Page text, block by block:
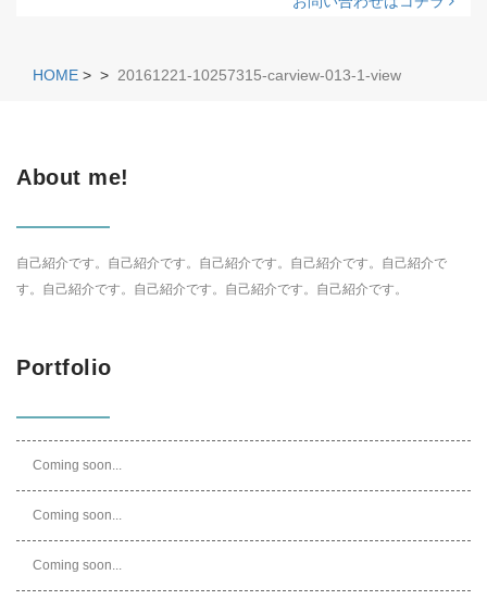
HOME > > 20161221-10257315-carview-013-1-view
About me!
自己紹介です。自己紹介です。自己紹介です。自己紹介です。自己紹介で
す。自己紹介です。自己紹介です。自己紹介です。自己紹介です。
Portfolio
Coming soon...
Coming soon...
Coming soon...